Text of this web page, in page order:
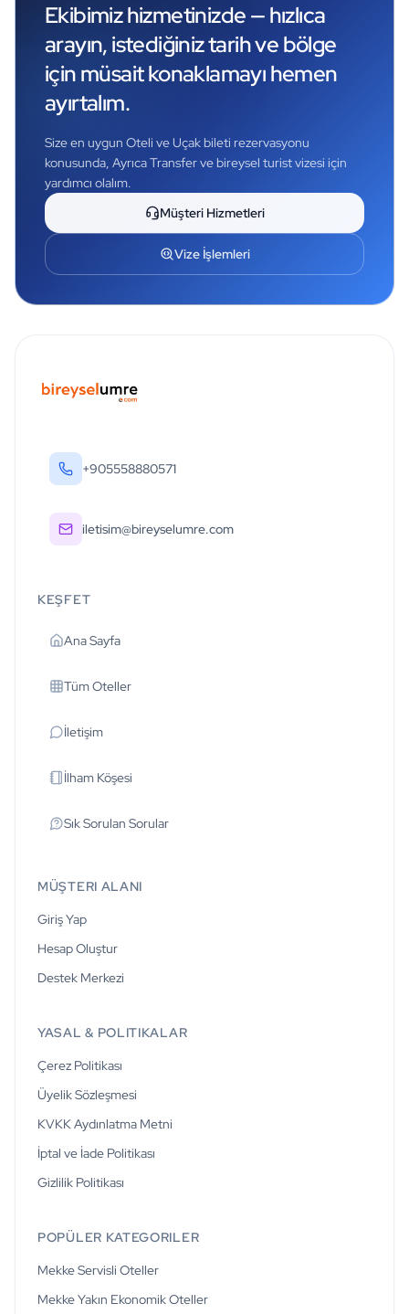
Ekibimiz hizmetinizde — hızlıca
arayın, istediğiniz tarih ve bölge
için müsait konaklamayı hemen
ayırtalım.
Size en uygun Oteli ve Uçak bileti rezervasyonu
konusunda, Ayrıca Transfer ve bireysel turist vizesi için
yardımcı olalım.
Müşteri Hizmetleri
Vize İşlemleri
+905558880571
iletisim@bireyselumre.com
KEŞFET
Ana Sayfa
Tüm Oteller
İletişim
İlham Köşesi
Sık Sorulan Sorular
MÜŞTERI ALANI
Giriş Yap
Hesap Oluştur
Destek Merkezi
YASAL & POLITIKALAR
Çerez Politikası
Üyelik Sözleşmesi
KVKK Aydınlatma Metni
İptal ve İade Politikası
Gizlilik Politikası
POPÜLER KATEGORILER
Mekke Servisli Oteller
Mekke Yakın Ekonomik Oteller